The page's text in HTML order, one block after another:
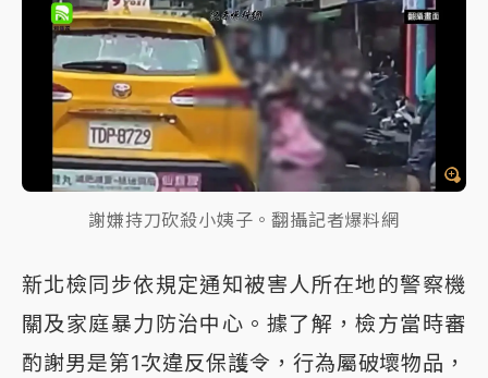
謝嫌持刀砍殺小姨子。翻攝記者爆料網
新北檢同步依規定通知被害人所在地的警察機
關及家庭暴力防治中心。據了解，檢方當時審
酌謝男是第1次違反保護令，行為屬破壞物品，